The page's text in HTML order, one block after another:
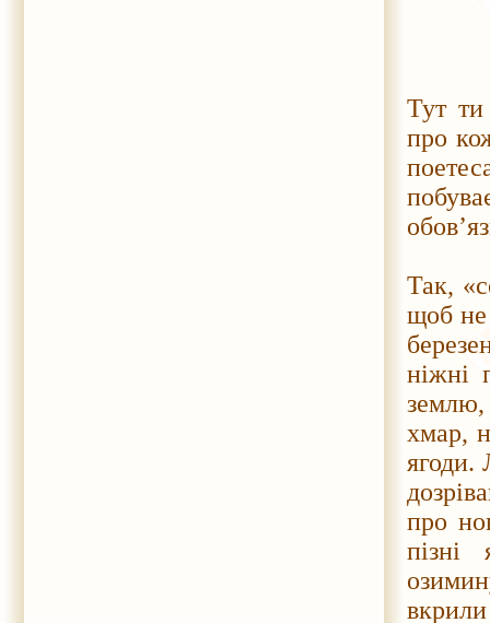
Тут ти
про
Так,
щоб не
ніжні
землю,
хмар,
ягоди.
про
пізні